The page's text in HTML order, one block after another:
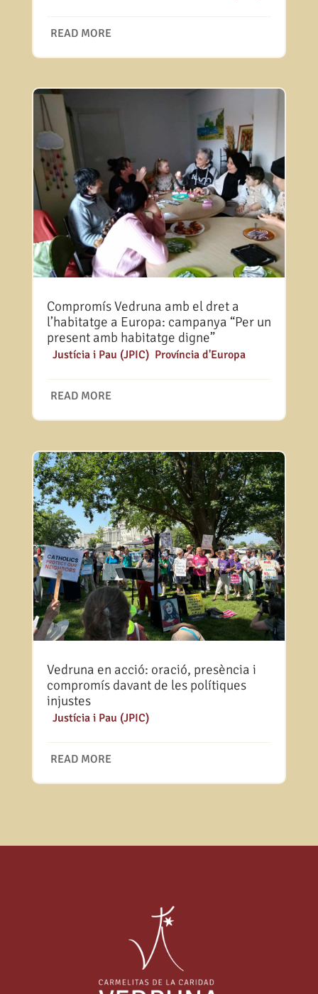
READ MORE
Compromís Vedruna amb el dret a
l’habitatge a Europa: campanya “Per un
present amb habitatge digne”
Justícia i Pau (JPIC), Província d'Europa
READ MORE
Vedruna en acció: oració, presència i
compromís davant de les polítiques
injustes
Justícia i Pau (JPIC)
READ MORE